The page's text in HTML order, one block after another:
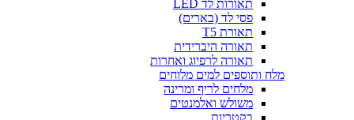
תאורות לד LED
פסי לד (בארים)
תאורת T5
תאורה היברידית
תאורה לרפיוג ואחרות
מלח ותוספים למים מלוחים
מלחים לריף ומרינה
משולש ואלמנטים
בקטריות